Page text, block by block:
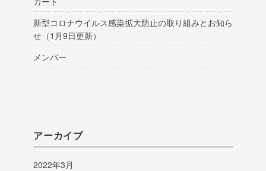
新型コロナウイルス感染拡大防止の取り組みとお知ら
せ（1月9日更新）
メンバー
アーカイブ
2022年3月